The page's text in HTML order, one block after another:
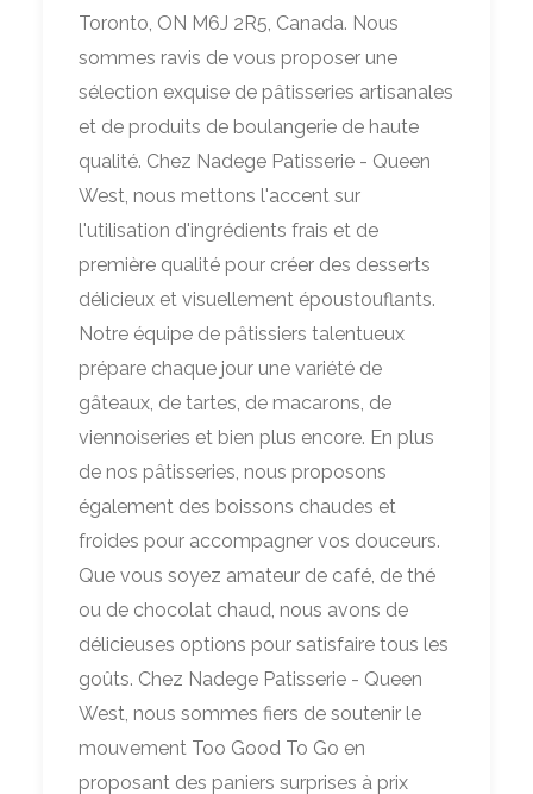
Toronto, ON M6J 2R5, Canada. Nous
sommes ravis de vous proposer une
sélection exquise de pâtisseries artisanales
et de produits de boulangerie de haute
qualité. Chez Nadege Patisserie - Queen
West, nous mettons l'accent sur
l'utilisation d'ingrédients frais et de
première qualité pour créer des desserts
délicieux et visuellement époustouflants.
Notre équipe de pâtissiers talentueux
prépare chaque jour une variété de
gâteaux, de tartes, de macarons, de
viennoiseries et bien plus encore. En plus
de nos pâtisseries, nous proposons
également des boissons chaudes et
froides pour accompagner vos douceurs.
Que vous soyez amateur de café, de thé
ou de chocolat chaud, nous avons de
délicieuses options pour satisfaire tous les
goûts. Chez Nadege Patisserie - Queen
West, nous sommes fiers de soutenir le
mouvement Too Good To Go en
proposant des paniers surprises à prix